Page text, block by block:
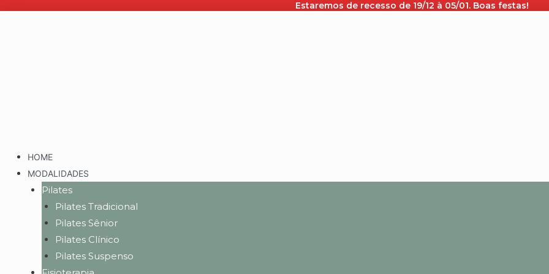
Estaremos de recesso de 19/12 à 05/01. Boas festas!
HOME
MODALIDADES
Pilates
Pilates Tradicional
Pilates Sênior
Pilates Clínico
Pilates Suspenso